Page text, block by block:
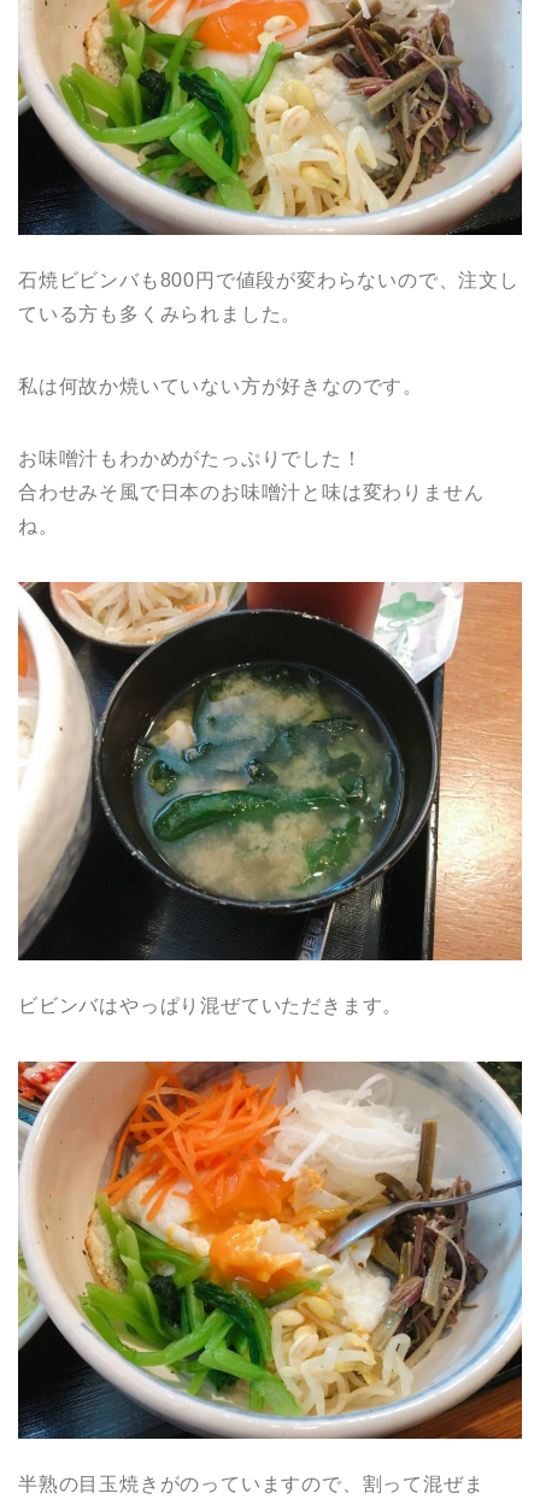
石焼ビビンバも800円で値段が変わらないので、注文し
ている方も多くみられました。
私は何故か焼いていない方が好きなのです。
お味噌汁もわかめがたっぷりでした！
合わせみそ風で日本のお味噌汁と味は変わりません
ね。
ビビンバはやっぱり混ぜていただきます。
半熟の目玉焼きがのっていますので、割って混ぜま